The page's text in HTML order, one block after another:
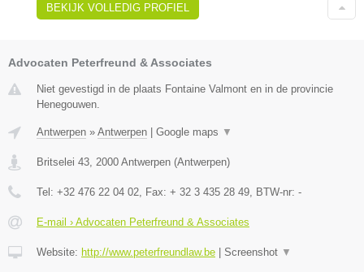
BEKIJK VOLLEDIG PROFIEL
Advocaten Peterfreund & Associates
Niet gevestigd in de plaats Fontaine Valmont en in de provincie
Henegouwen.
Antwerpen » Antwerpen Google maps ▼
Britselei 43 2000 Antwerpen (Antwerpen)
Tel: +32 476 22 04 02 , Fax: + 32 3 435 28 49 , BTW-nr: -
E-mail › Advocaten Peterfreund & Associates
Website: http://www.peterfreundlaw.be Screenshot ▼